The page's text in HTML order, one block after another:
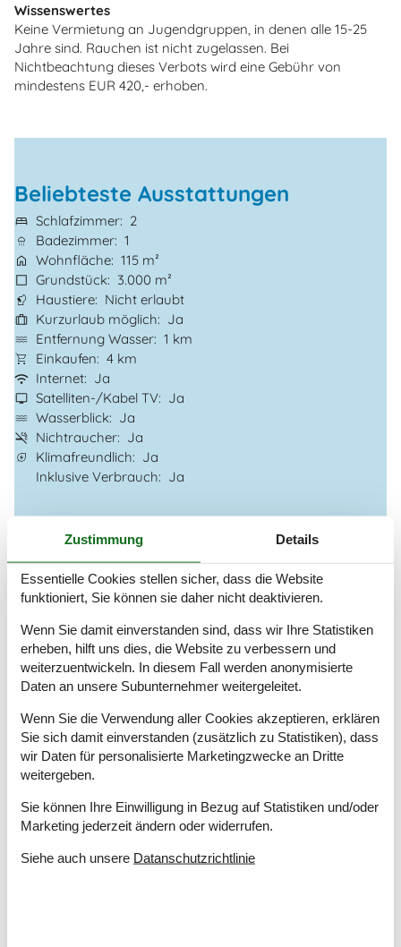
Wissenswertes
Keine Vermietung an Jugendgruppen, in denen alle 15-25
Jahre sind. Rauchen ist nicht zugelassen. Bei
Nichtbeachtung dieses Verbots wird eine Gebühr von
mindestens EUR 420,- erhoben.
Beliebteste Ausstattungen
Schlafzimmer
2
Badezimmer 1
Wohnfläche 115 m²
Grundstück
3.000 m²
Haustiere
Nicht erlaubt
Kurzurlaub möglich
Ja
Entfernung Wasser 1 km
Einkaufen
4 km
Internet
Ja
Satelliten-/Kabel TV
Ja
Wasserblick
Ja
Nichtraucher
Ja
Klimafreundlich
Ja
Inklusive Verbrauch
Ja
Gesamte Ausstattung
Ausblick
Meerblick vom Ferienhaus
Meerblick vom Standort
Bitte beachten
Keine Jugendgruppen auf Anfrage
Rauchen ist verboten
Draußen
Balkon
Geschäft
Grill
Meer
1 km
Naturstandort
Parkplatz beim Haus
Zustimmung Details
Essentielle Cookies stellen sicher, dass die Website
funktioniert, Sie können sie daher nicht deaktivieren.
Wenn Sie damit einverstanden sind, dass wir Ihre Statistiken
erheben, hilft uns dies, die Website zu verbessern und
weiterzuentwickeln. In diesem Fall werden anonymisierte
Daten an unsere Subunternehmer weitergeleitet.
Wenn Sie die Verwendung aller Cookies akzeptieren, erklären
Sie sich damit einverstanden (zusätzlich zu Statistiken), dass
wir Daten für personalisierte Marketingzwecke an Dritte
weitergeben.
Sie können Ihre Einwilligung in Bezug auf Statistiken und/oder
Marketing jederzeit ändern oder widerrufen.
Siehe auch unsere Datanschutzrichtlinie